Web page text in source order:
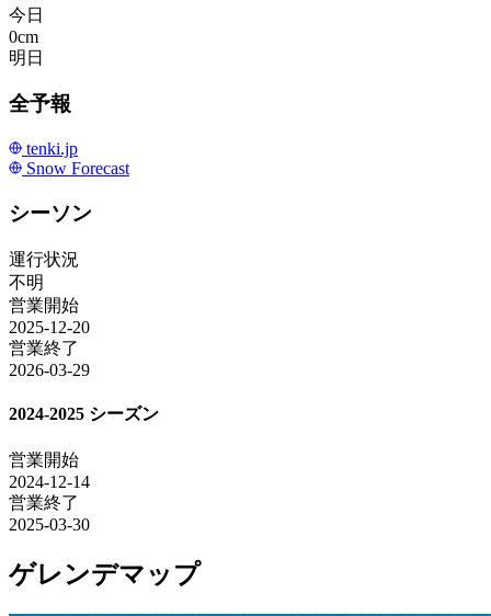
今日
0cm
明日
全予報
tenki.jp
Snow Forecast
シーソン
運行状況
不明
営業開始
2025-12-20
営業終了
2026-03-29
2024-2025 シーズン
営業開始
2024-12-14
営業終了
2025-03-30
ゲレンデマップ